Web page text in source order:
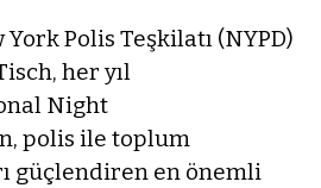
York Polis Teşkilatı (NYPD)
her yıl
Night
polis ile toplum
güçlendiren en önemli